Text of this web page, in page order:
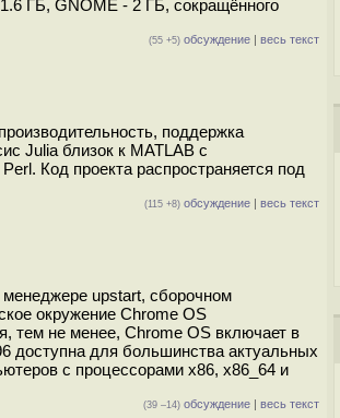
ГБ, GNOME - 2 ГБ, сокращённого
(55 +5) обсуждение | весь текст
поддержка
Julia близок к MATLAB с
Код проекта распространяется под
(115 +8) обсуждение | весь текст
upstart, сборочном
окружение Chrome OS
тем не менее, Chrome OS включает в
доступна для большинства актуальных
с процессорами x86, x86_64 и
(39 –14) обсуждение | весь текст